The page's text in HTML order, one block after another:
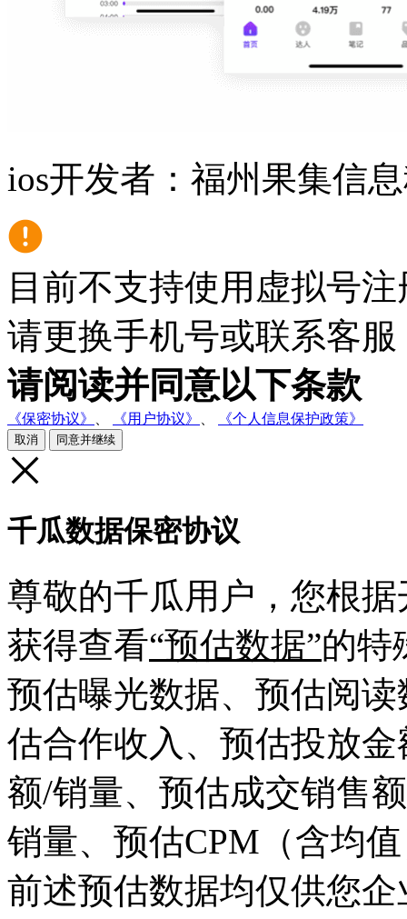
ios开发者：福州果集信
目前不支持使用虚拟号注
请更换手机号或联系客服
请阅读并同意以下条款
《保密协议》 《用户协议》 《个人信息保护政策》
取消 同意并继续
千瓜数据保密协议
尊敬的千瓜用户，您根
获得查看“预估数据”的特
预估曝光数据、预估阅
估合作收入、预估投放
额/销量、预估成交销售
销量、预估CPM（含均
前述预估数据均仅供您